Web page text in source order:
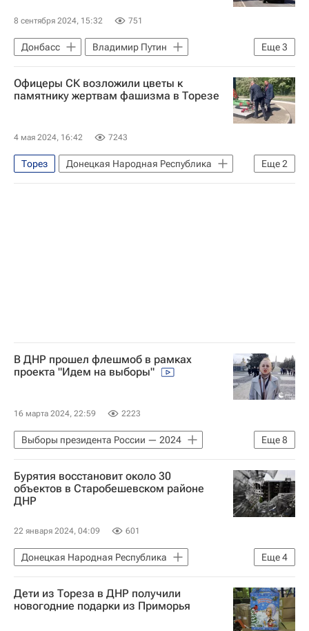
8 сентября 2024, 15:32 751
Еще3
Донбасс
Владимир Путин
Донецк
Донецкая Народная Республика
Офицеры СК возложили цветы к
памятнику жертвам фашизма в Торезе
4 мая 2024, 16:42 7243
Еще2
Торез
Донецкая Народная Республика
Следственный комитет России (СК РФ)
В ДНР прошел флешмоб в рамках
проекта "Идем на выборы"
16 марта 2024, 22:59 2223
Еще8
Выборы президента России — 2024
В мире
Россия
Донбасс
Донецкая Народная Республика
Леонид Слуцкий (политик)
Совет Федерации РФ
Владислав Даванков
Николай Харитонов
Бурятия восстановит около 30
объектов в Старобешевском районе
ДНР
22 января 2024, 04:09 601
Еще4
Донецкая Народная Республика
Республика Бурятия
Владимир Путин
Вооруженные силы Украины
Дети из Тореза в ДНР получили
новогодние подарки из Приморья